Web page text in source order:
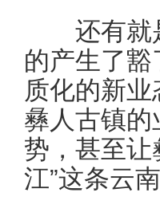
还有就是
的产生了
质化的新
彝人古镇
势，甚至让
江”这条云